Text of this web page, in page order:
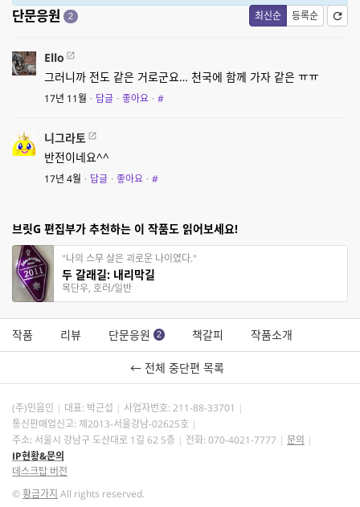
최신순 등록순
단문응원 2
Ello
그러니까 전도 같은 거로군요… 천국에 함께 가자 같은 ㅠㅠ
17년 11월 · 답글 · 좋아요 · #
니그라토
반전이네요^^
17년 4월 · 답글 · 좋아요 · #
브릿G 편집부가 추천하는 이 작품도 읽어보세요!
"나의 스무 살은 괴로운 나이였다."
두 갈래길: 내리막길
목단우, 호러/일반
작품 리뷰 단문응원 2 책갈피 작품소개
← 전체 중단편 목록
(주)민음인 대표: 박근섭 사업자번호: 211-88-33701
통신판매업신고: 제2013-서울강남-02625호
주소: 서울시 강남구 도산대로 1길 62 5층
전화: 070-4021-7777
문의
IP현황&문의
데스크탑 버전
©황금가지 All rights reserved.